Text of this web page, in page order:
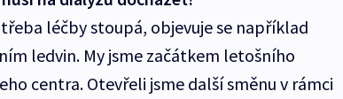
léčby stoupá, objevuje se například
ledvin. My jsme začátkem letošního
centra. Otevřeli jsme další směnu v rámci